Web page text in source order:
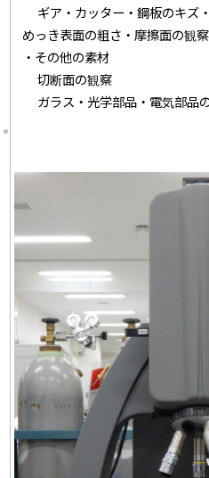
ギア・カッター・鋼板のキズ
めっき表面の粗さ・摩擦面の観察
・その他の素材
切断面の観察
ガラス・光学部品・電気部品